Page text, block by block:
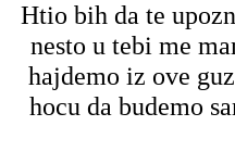
Htio bih da te
nesto u tebi me
hajdemo iz ove
hocu da budemo